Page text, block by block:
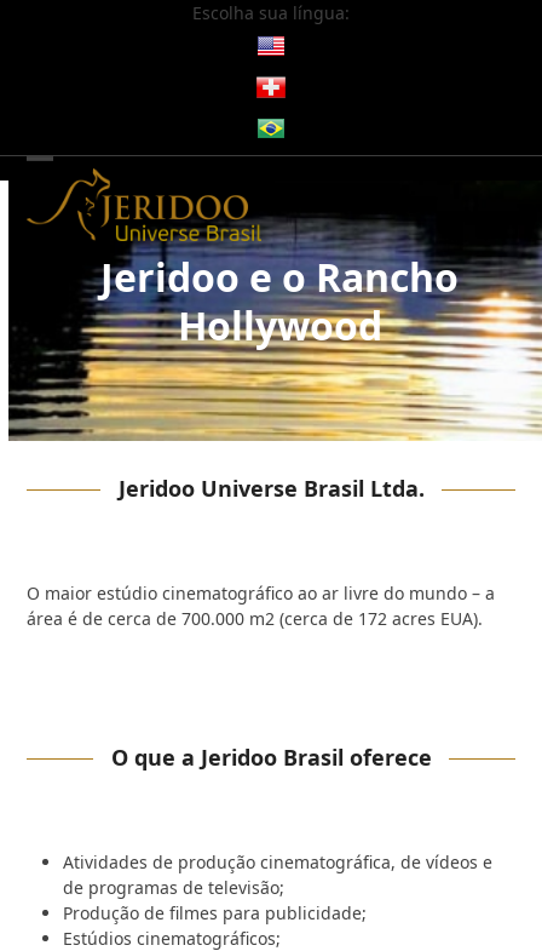
Escolha sua língua:
Open
mobile
menu
Close
mobile
menuJeridoo e o Rancho
Hollywood
Jeridoo Universe Brasil Ltda.
O maior estúdio cinematográfico ao ar livre do mundo – a
área é de cerca de 700.000 m2 (cerca de 172 acres EUA).
O que a Jeridoo Brasil oferece
Atividades de produção cinematográfica, de vídeos e
de programas de televisão;
Produção de filmes para publicidade;
Estúdios cinematográficos;